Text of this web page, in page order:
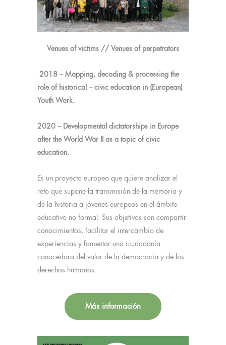
Venues of victims // Venues of perpetrators
2018 – Mapping, decoding & processing the
role of historical – civic education in (European)
Youth Work.
2020 – Developmental dictatorships in Europe
after the World War II as a topic of civic
education.
Es un proyecto europeo que quiere analizar el
reto que supone la transmisión de la memoria y
de la historia a jóvenes europeos en el ámbito
educativo no formal. Sus objetivos son compartir
conocimientos, facilitar el intercambio de
experiencias y fomentar una ciudadanía
conocedora del valor de la democracia y de los
derechos humanos.
Más información